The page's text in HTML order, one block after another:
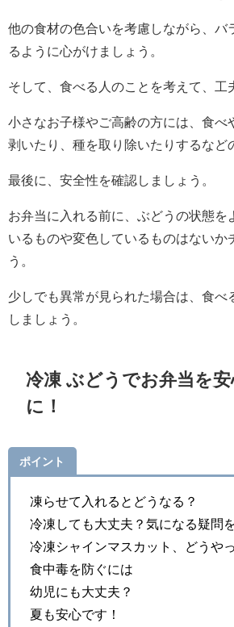
他の食材の色合いを考慮しながら、バ
るように心がけましょう。
そして、食べる人のことを考えて、工
小さなお子様やご高齢の方には、食べ
剥いたり、種を取り除いたりするなど
最後に、安全性を確認しましょう。
お弁当に入れる前に、ぶどうの状態を
いるものや変色しているものはないか
う。
少しでも異常が見られた場合は、食べ
しましょう。
冷凍 ぶどうでお弁当を
に！
ポイント
凍らせて入れるとどうなる？
冷凍しても大丈夫？気になる疑問
冷凍シャインマスカット、どうや
食中毒を防ぐには
幼児にも大丈夫？
夏も安心です！